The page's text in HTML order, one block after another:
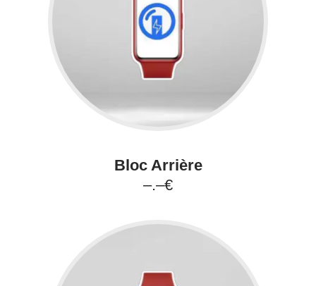
Bloc Arrière
–.–€